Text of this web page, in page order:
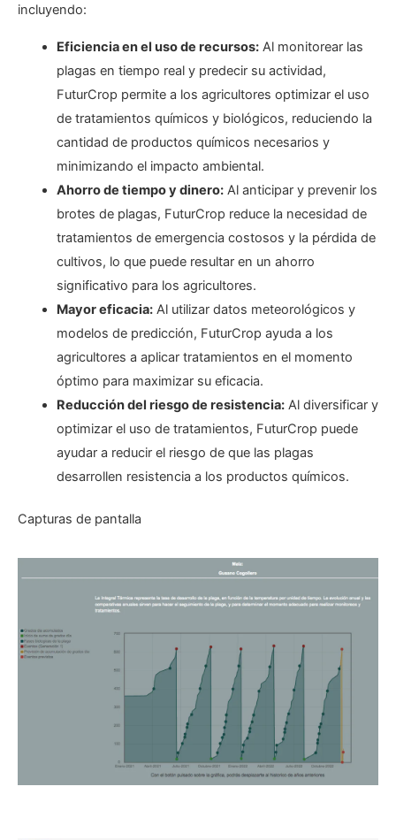
incluyendo:
Eficiencia en el uso de recursos:Al monitorear las
plagas en tiempo real y predecir su actividad,
FuturCrop permite a los agricultores optimizar el uso
de tratamientos químicos y biológicos, reduciendo la
cantidad de productos químicos necesarios y
minimizando el impacto ambiental.
Ahorro de tiempo y dinero:Al anticipar y prevenir los
brotes de plagas, FuturCrop reduce la necesidad de
tratamientos de emergencia costosos y la pérdida de
cultivos, lo que puede resultar en un ahorro
significativo para los agricultores.
Mayor eficacia:Al utilizar datos meteorológicos y
modelos de predicción, FuturCrop ayuda a los
agricultores a aplicar tratamientos en el momento
óptimo para maximizar su eficacia.
Reducción del riesgo de resistencia:Al diversificar y
optimizar el uso de tratamientos, FuturCrop puede
ayudar a reducir el riesgo de que las plagas
desarrollen resistencia a los productos químicos.
Capturas de pantalla